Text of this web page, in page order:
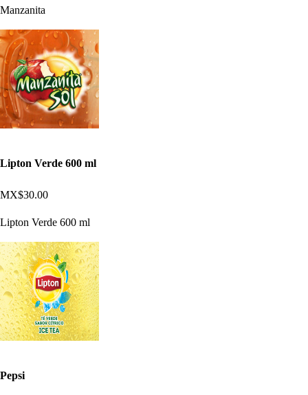
Manzanita
Lipton Verde 600 ml
MX$30.00
Lipton Verde 600 ml
Pepsi